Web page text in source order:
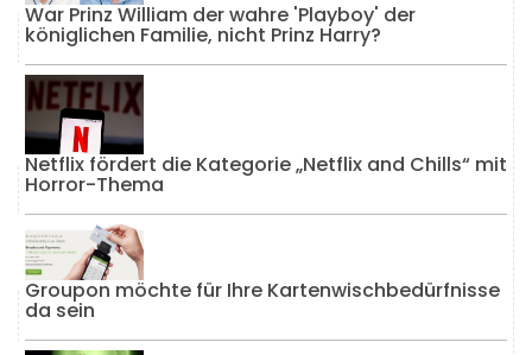
War Prinz William der wahre 'Playboy' der
königlichen Familie, nicht Prinz Harry?
Netflix fördert die Kategorie „Netflix and Chills“ mit
Horror-Thema
Groupon möchte für Ihre Kartenwischbedürfnisse
da sein